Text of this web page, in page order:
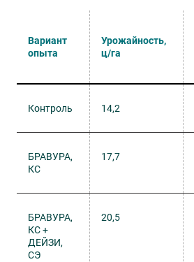
Вариант
опыта
Урожайность,
ц/га
Контроль 14,2
БРАВУРА,
КС
17,7
БРАВУРА,
КС +
ДЕЙЗИ,
СЭ
20,5